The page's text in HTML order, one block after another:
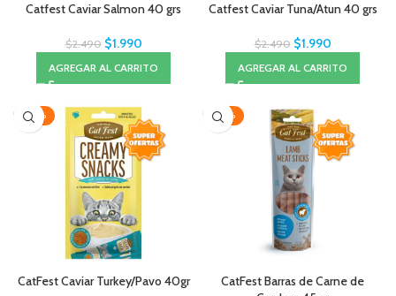
Catfest Caviar Salmon 40 grs
$2.490 $1.990
AGREGAR AL CARRITO
Catfest Caviar Tuna/Atun 40 grs
$2.490 $1.990
AGREGAR AL CARRITO
-20%
CatFest Caviar Turkey/Pavo 40gr
-20%
CatFest Barras de Carne de